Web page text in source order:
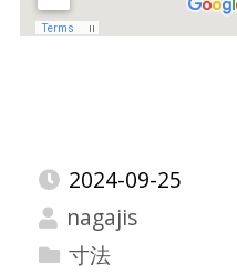
2024-09-25
nagajis
寸法